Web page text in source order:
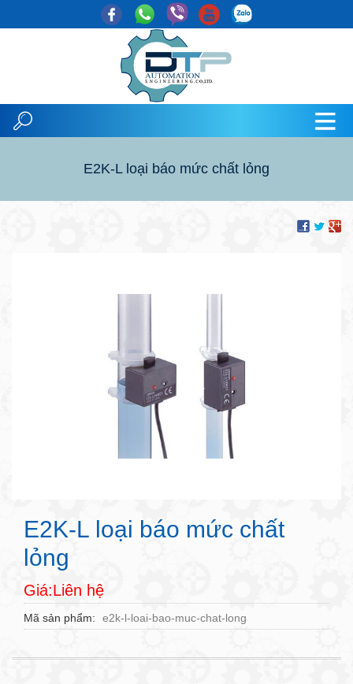
E2K-L loại báo mức chất lỏng
E2K-L loại báo mức chất
lỏng
Giá:Liên hệ
Mã sản phẩm e2k-l-loai-bao-muc-chat-long